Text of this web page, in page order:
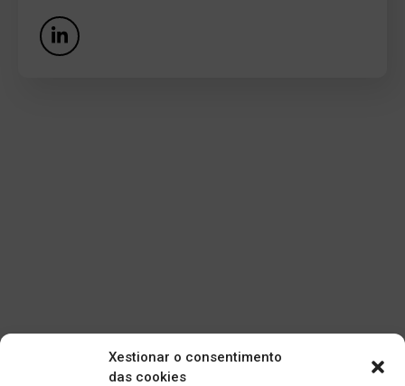
Xestionar o consentimento
das cookies